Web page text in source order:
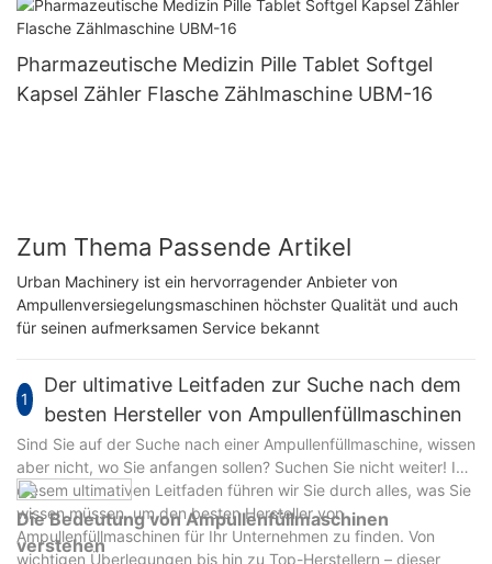
Pharmazeutische Medizin Pille Tablet Softgel
Kapsel Zähler Flasche Zählmaschine UBM-16
Zum Thema Passende Artikel
Urban Machinery ist ein hervorragender Anbieter von
Ampullenversiegelungsmaschinen höchster Qualität und auch
für seinen aufmerksamen Service bekannt
1
Der ultimative Leitfaden zur Suche nach dem
besten Hersteller von Ampullenfüllmaschinen
Sind Sie auf der Suche nach einer Ampullenfüllmaschine, wissen
aber nicht, wo Sie anfangen sollen? Suchen Sie nicht weiter! In
diesem ultimativen Leitfaden führen wir Sie durch alles, was Sie
wissen müssen, um den besten Hersteller von
Ampullenfüllmaschinen für Ihr Unternehmen zu finden. Von
wichtigen Überlegungen bis hin zu Top-Herstellern – dieser
Die Bedeutung von Ampullenfüllmaschinen
verstehen